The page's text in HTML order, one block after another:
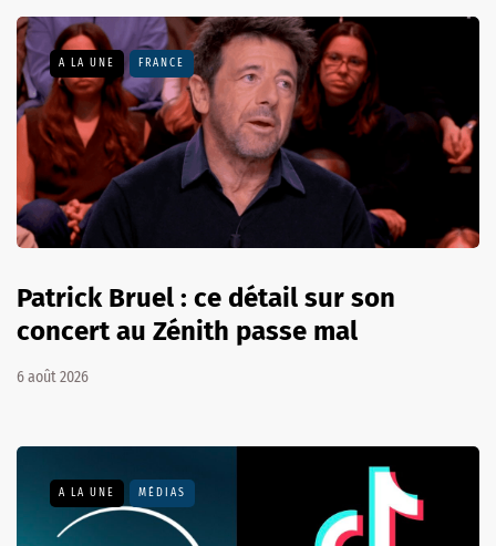
A LA UNE FRANCE
Patrick Bruel : ce détail sur son
concert au Zénith passe mal
6 août 2026
A LA UNE MÉDIAS